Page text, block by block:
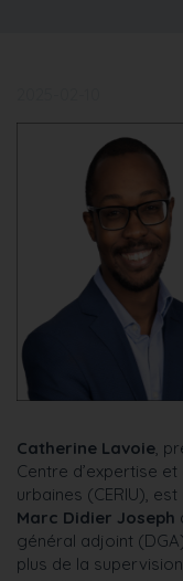
Catherine Lavoie,
Centre d’expertise
urbaines (CERIU),
Marc Didier Joseph
général adjoint
plus de la